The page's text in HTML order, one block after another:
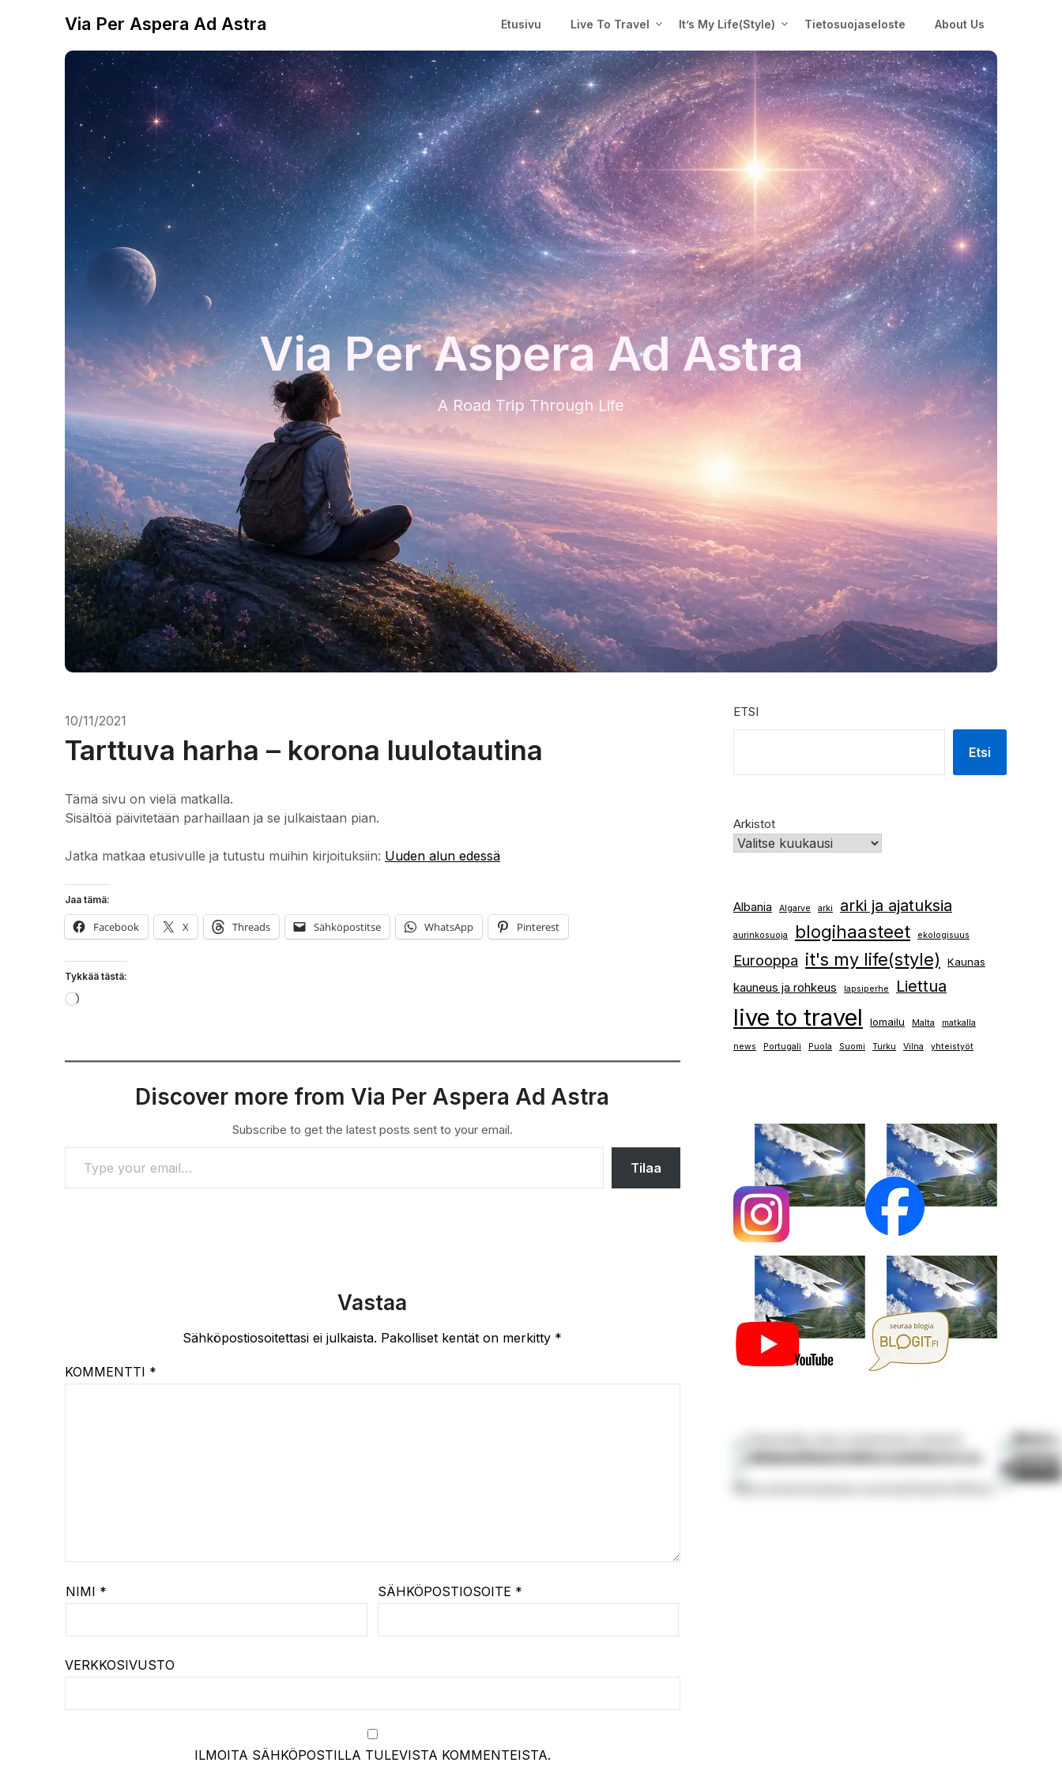
Via Per Aspera Ad Astra Etusivu Live To Travel It’s My Life(Style) Tietosuojaseloste About Us
Via Per Aspera Ad Astra
A Road Trip Through Life
10/11/2021
Tarttuva harha – korona luulotautina
Tämä sivu on vielä matkalla.
Sisältöä päivitetään parhaillaan ja se julkaistaan pian.
Jatka matkaa etusivulle ja tutustu muihin kirjoituksiin: Uuden alun edessä
Jaa tämä:
Facebook X Threads Sähköpostitse WhatsApp Pinterest
Tykkää tästä:
Loading…
Discover more from Via Per Aspera Ad Astra
Subscribe to get the latest posts sent to your email.
TYPE YOUR EMAIL…
Tilaa
Vastaa
Sähköpostiosoitettasi ei julkaista. Pakolliset kentät on merkitty *
KOMMENTTI *
NIMI * SÄHKÖPOSTIOSOITE *
VERKKOSIVUSTO
ILMOITA SÄHKÖPOSTILLA TULEVISTA KOMMENTEISTA.
ETSI
Etsi
Arkistot
Albania Algarve arki arki ja ajatuksia
aurinkosuoja blogihaasteet ekologisuus
Eurooppa it's my life(style) Kaunas
kauneus ja rohkeus lapsiperhe Liettua
live to travel lomailu Malta matkalla
news Portugali Puola Suomi Turku Vilna yhteistyöt